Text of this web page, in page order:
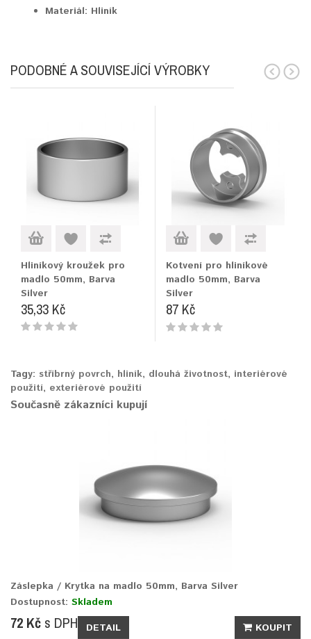
Materiál: Hliník
PODOBNÉ A SOUVISEJÍCÍ VÝROBKY
Hliníkový kroužek pro
madlo 50mm, Barva
Silver
35,33 Kč
Kotvení pro hliníkové
madlo 50mm, Barva
Silver
87 Kč
Tagy: stříbrný povrch, hliník, dlouhá životnost, interiérové
použití, exteriérové použití
Současně zákazníci kupují
Záslepka / Krytka na madlo 50mm, Barva Silver
Dostupnost: Skladem
72 Kč s DPH DETAIL KOUPIT